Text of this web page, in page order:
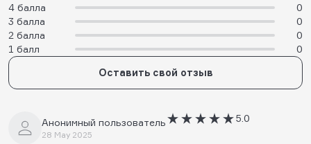
4 балла
0
3 балла
0
2 балла
0
1 балл
0
Оставить свой отзыв
Анонимный пользователь
28 May 2025
5.0